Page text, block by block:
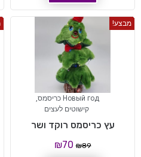
מבצע!
Новый год כריסמס
,
קישוטים לעצים
עץ כריסמס רוקד ושר
₪89
₪70